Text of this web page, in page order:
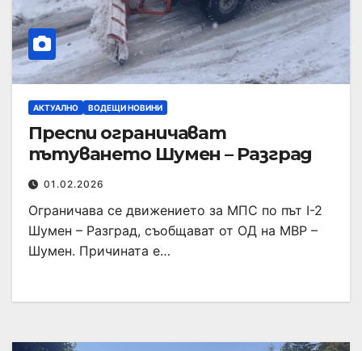
АКТУАЛНО ВОДЕЩИ НОВИНИ
Преспи ограничават
пътуването Шумен – Разград
01.02.2026
Ограничава се движението за МПС по път I-2
Шумен – Разград, съобщават от ОД на МВР –
Шумен. Причината е…